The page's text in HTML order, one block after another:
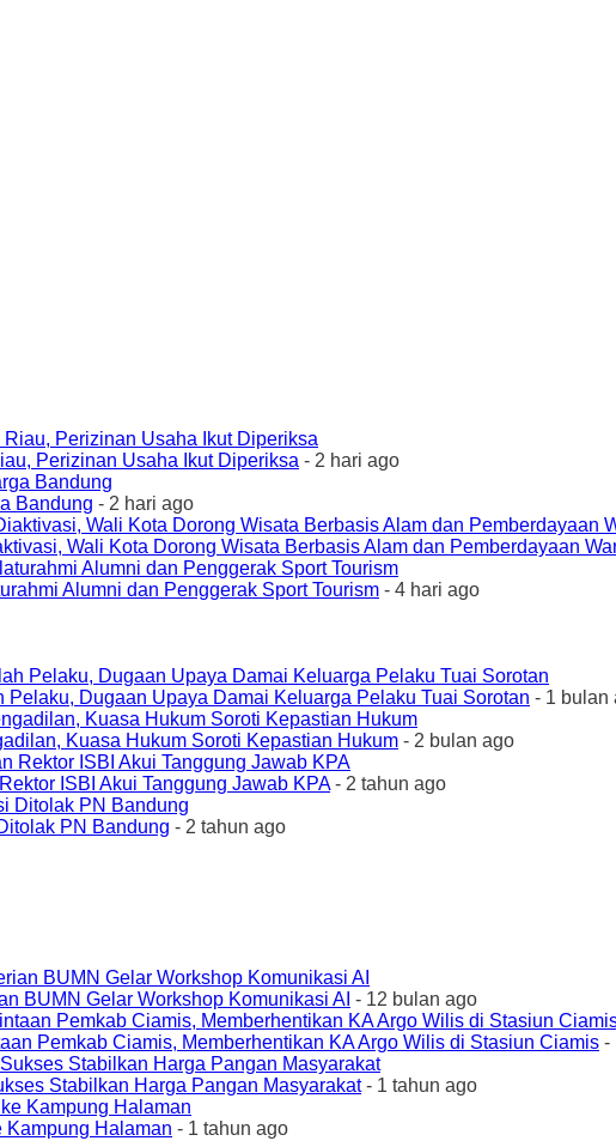
Perizinan Usaha Ikut Diperiksa - 2 hari ago
Bandung - 2 hari ago
Wali Kota Dorong Wisata Berbasis Alam dan Pemberdayaan
Alumni dan Penggerak Sport Tourism - 4 hari ago
Dugaan Upaya Damai Keluarga Pelaku Tuai Sorotan - 1 bulan
Kuasa Hukum Soroti Kepastian Hukum - 2 bulan ago
ISBI Akui Tanggung Jawab KPA- 2 tahun ago
PN Bandung - 2 tahun ago
BUMN Gelar Workshop Komunikasi AI - 12 bulan ago
Pemkab Ciamis, Memberhentikan KA Argo Wilis di Stasiun Ciamis -
Stabilkan Harga Pangan Masyarakat- 1 tahun ago
Kampung Halaman - 1 tahun ago